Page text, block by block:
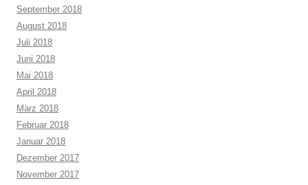
September 2018
August 2018
Juli 2018
Juni 2018
Mai 2018
April 2018
März 2018
Februar 2018
Januar 2018
Dezember 2017
November 2017